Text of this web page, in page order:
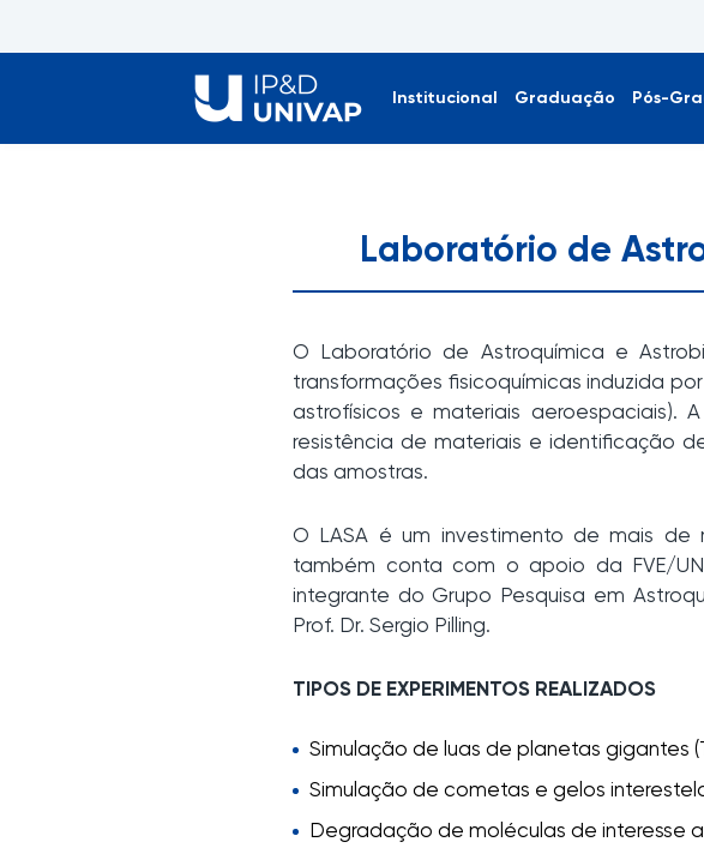
Institucional Graduação Pós-
Laboratório de
O Laboratório de Astroquímica e
transformações fisicoquímicas induzida
astrofísicos e materiais aeroespaciais).
resistência de materiais e identificação
das amostras.
O LASA é um investimento de mais de
também conta com o apoio da FVE/
integrante do Grupo Pesquisa em
Prof. Dr. Sergio Pilling.
TIPOS DE EXPERIMENTOS REALIZADOS
Simulação de luas de planetas gigantes
Simulação de cometas e gelos
Degradação de moléculas de interesse